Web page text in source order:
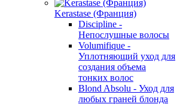
Kerastase (Франция)
Discipline -
Непослушные волосы
Volumifique -
Уплотняющий уход для
создания объема
тонких волос
Blond Absolu - Уход для
любых граней блонда